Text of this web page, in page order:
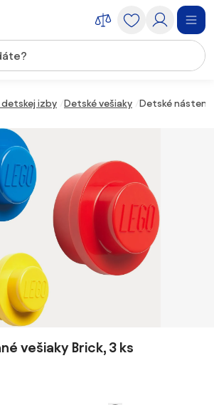
detskej izby Detské vešiaky Detské
vešiaky Brick, 3 ks